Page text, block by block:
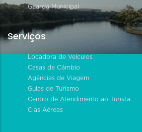
Guarda Municipal
Serviços
Locadora de Veículos
Casas de Câmbio
Agências de Viagem
Guias de Turismo
Centro de Atendimento ao Turista
Cias Aéreas